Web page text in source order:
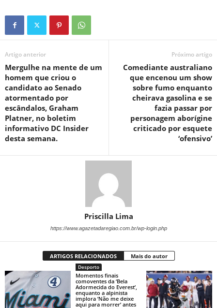
Artigo anterior
Mergulhe na mente de um
homem que criou o
candidato ao Senado
atormentado por
escândalos, Graham
Platner, no boletim
informativo DC Insider
desta semana.
Próximo artigo
Comediante australiano
que encenou um show
sobre fumo enquanto
cheirava gasolina e se
fazia passar por
personagem aborígine
criticado por esquete
‘ofensivo’
Priscilla Lima
https://www.agazetadaregiao.com.br/wp-login.php
ARTIGOS RELACIONADOS Mais do autor
Desporto
Momentos finais
comoventes da ‘Bela
Adormecida do Everest’,
enquanto a alpinista
implora ‘Não me deixe
aqui para morrer’ antes